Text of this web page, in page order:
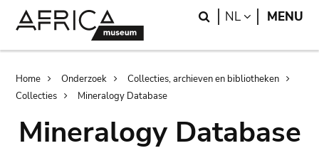
Search
NL LANGUAGE
MENU
Breadcrumb
Home Onderzoek
Collecties, archieven en bibliotheken
Collecties
Mineralogy Database
Mineralogy Database